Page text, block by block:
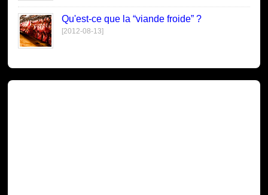
Qu'est-ce que la “viande froide” ?
[2012-08-13]